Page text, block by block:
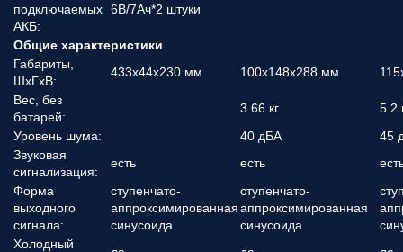
подключаемых
АКБ:
6В/7Ач*2 штуки
Общие характеристики
Габариты,
ШхГхВ:
433x44x230 мм 100x148x288 мм
Вес, без
батарей:
3.66 кг
5.2
Уровень шума:
40 дБА
45
Звуковая
сигнализация:
есть есть
Форма
выходного
сигнала:
ступенчато-
аппроксимированная
синусоида
ступенчато-
аппроксимированная
синусоида
Холодный